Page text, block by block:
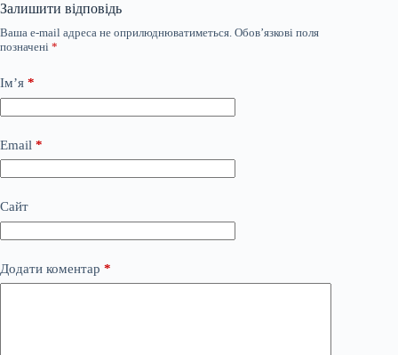
Залишити відповідь
Ваша e-mail адреса не оприлюднюватиметься. Обов’язкові поля
позначені *
Ім’я *
Email *
Сайт
Додати коментар *